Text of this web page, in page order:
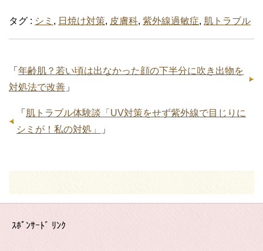
タグ : シミ , 日焼け対策, 皮膚科, 紫外線過敏症, 肌トラブル
「 年齢肌？若い頃は出なかった顔の下半分に吹き出物を
対処法で改善 」
「 肌トラブル体験談「UV対策をせず紫外線で目じりに
シミが！私の対処」
」
ｽﾎﾟﾝｻｰﾄﾞ ﾘﾝｸ